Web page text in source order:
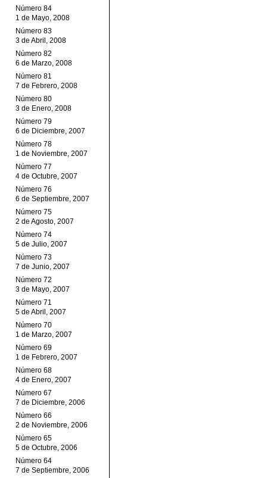
Número 84
1 de Mayo, 2008
Número 83
3 de Abril, 2008
Número 82
6 de Marzo, 2008
Número 81
7 de Febrero, 2008
Número 80
3 de Enero, 2008
Número 79
6 de Diciembre, 2007
Número 78
1 de Noviembre, 2007
Número 77
4 de Octubre, 2007
Número 76
6 de Septiembre, 2007
Número 75
2 de Agosto, 2007
Número 74
5 de Julio, 2007
Número 73
7 de Junio, 2007
Número 72
3 de Mayo, 2007
Número 71
5 de Abril, 2007
Número 70
1 de Marzo, 2007
Número 69
1 de Febrero, 2007
Número 68
4 de Enero, 2007
Número 67
7 de Diciembre, 2006
Número 66
2 de Noviembre, 2006
Número 65
5 de Octubre, 2006
Número 64
7 de Septiembre, 2006